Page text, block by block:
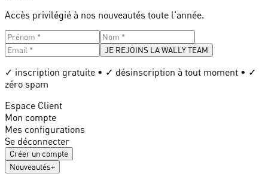
Accès privilégié à nos nouveautés toute l'année.
JE REJOINS LA WALLY TEAM
✓ inscription gratuite • ✓ désinscription à tout moment • ✓
zéro spam
Espace Client
Mon compte
Mes configurations
Se déconnecter
Créer un compte
Nouveautés+